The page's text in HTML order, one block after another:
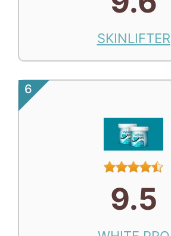
SKINLIFTER
6
9.5